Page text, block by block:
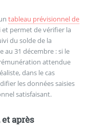
tableau prévisionnel de
permet de vérifier la
du solde de la
au 31 décembre : si le
attendue
dans le cas
les données saisies
satisfaisant.
après